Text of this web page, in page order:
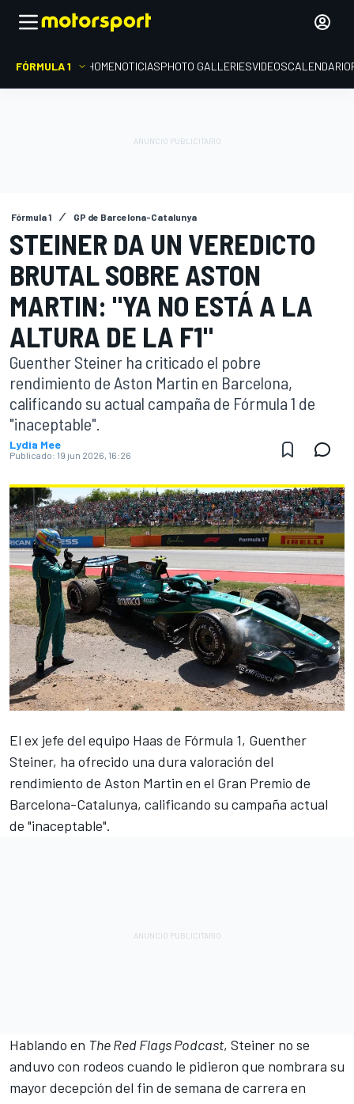
FÓRMULA 1 HOMENOTICIASPHOTO GALLERIESVIDEOSCALENDARIO
Fórmula 1 GP de Barcelona-Catalunya
STEINER DA UN VEREDICTO
BRUTAL SOBRE ASTON
MARTIN: "YA NO ESTÁ A LA
ALTURA DE LA F1"
Guenther Steiner ha criticado el pobre
rendimiento de Aston Martin en Barcelona,
calificando su actual campaña de Fórmula 1 de
"inaceptable".
Lydia Mee
Publicado: 19 jun 2026, 16:26
El ex jefe del equipo Haas de Fórmula 1, Guenther
Steiner, ha ofrecido una dura valoración del
rendimiento de Aston Martin en el Gran Premio de
Barcelona-Catalunya, calificando su campaña actual
de "inaceptable".
Hablando en The Red Flags Podcast, Steiner no se
anduvo con rodeos cuando le pidieron que nombrara su
mayor decepción del fin de semana de carrera en